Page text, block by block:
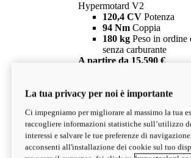
Hypermotard V2
120,4 CV Potenza
94 Nm Coppia
180 kg Peso in ordine
senza carburante
A partire da 15.590 €
V2 SP
Hypermotard V2 SP
120,4 CVPotenza
94 NmCoppia
177 kgPeso in ordine
La tua privacy per noi è importante
Ci impegniamo per migliorare al massimo la tua
raccogliere informazioni statistiche sull’utilizzo
interessi e salvare le tue preferenze di
acconsenti all'installazione dei cookie sul tuo